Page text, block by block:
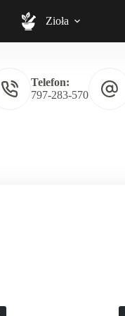
Telefon:
797-283-570
Zioła